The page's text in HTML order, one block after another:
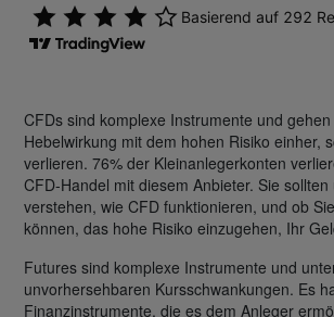
CFDs sind komplexe Instrumente und
Hebelwirkung mit dem hohen Risiko einher,
verlieren. 76% der Kleinanlegerkonten
CFD-Handel mit diesem Anbieter. Sie
verstehen, wie CFD funktionieren, und ob
können, das hohe Risiko einzugehen, Ihr
Futures sind komplexe Instrumente und
unvorhersehbaren Kursschwankungen. Es
Finanzinstrumente, die es dem Anleger